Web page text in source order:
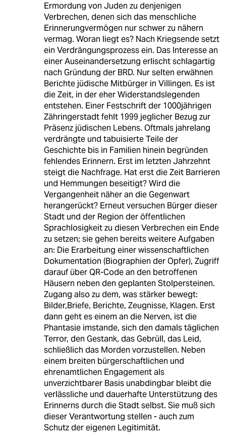
Ermordung von Juden zu denjenigen
Verbrechen, denen sich das menschliche
Erinnerungvermögen nur schwer zu nähern
vermag. Woran liegt es? Nach Kriegsende setzt
ein Verdrängungsprozess ein. Das Interesse an
einer Auseinandersetzung erlischt schlagartig
nach Gründung der BRD. Nur selten erwähnen
Berichte jüdische Mitbürger in Villingen. Es ist
die Zeit, in der eher Widerstandslegenden
entstehen. Einer Festschrift der 1000jährigen
Zähringerstadt fehlt 1999 jeglicher Bezug zur
Präsenz jüdischen Lebens. Oftmals jahrelang
verdrängte und tabuisierte Teile der
Geschichte bis in Familien hinein begründen
fehlendes Erinnern. Erst im letzten Jahrzehnt
steigt die Nachfrage. Hat erst die Zeit Barrieren
und Hemmungen beseitigt? Wird die
Vergangenheit näher an die Gegenwart
herangerückt? Erneut versuchen Bürger dieser
Stadt und der Region der öffentlichen
Sprachlosigkeit zu diesen Verbrechen ein Ende
zu setzen; sie gehen bereits weitere Aufgaben
an: Die Erarbeitung einer wissenschaftlichen
Dokumentation (Biographien der Opfer), Zugriff
darauf über QR-Code an den betroffenen
Häusern neben den geplanten Stolpersteinen.
Zugang also zu dem, was stärker bewegt:
Bilder,Briefe, Berichte, Zeugnisse, Klagen. Erst
dann geht es einem an die Nerven, ist die
Phantasie imstande, sich den damals täglichen
Terror, den Gestank, das Gebrüll, das Leid,
schließlich das Morden vorzustellen. Neben
einem breiten bürgerschaftlichen und
ehrenamtlichen Engagement als
unverzichtbarer Basis unabdingbar bleibt die
verlässliche und dauerhafte Unterstützung des
Erinnerns durch die Stadt selbst. Sie muß sich
dieser Verantwortung stellen - auch zum
Schutz der eigenen Legitimität.